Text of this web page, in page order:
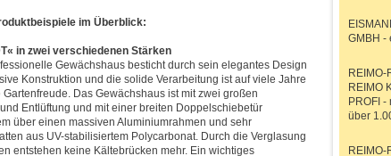
im Überblick:
in zwei verschiedenen Stärken
Gewächshaus besticht durch sein elegantes Design
Konstruktion und die solide Verarbeitung ist auf viele Jahre
Das Gewächshaus ist mit zwei großen
Entlüftung und mit einer breiten Doppelschiebetür
über einen massiven Aluminiumrahmen und sehr
aus UV-stabilisiertem Polycarbonat. Durch die Verglasung
entstehen keine Kältebrücken mehr. Ein wichtiges
GMBH -
REIMO-
REIMO
PROFI
über
REIMO-